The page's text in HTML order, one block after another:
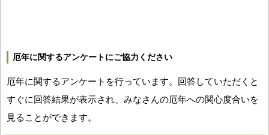
厄年に関するアンケートにご協力ください
厄年に関するアンケートを行っています。回答していただくと
すぐに回答結果が表示され、みなさんの厄年への関心度合いを
見ることができます。